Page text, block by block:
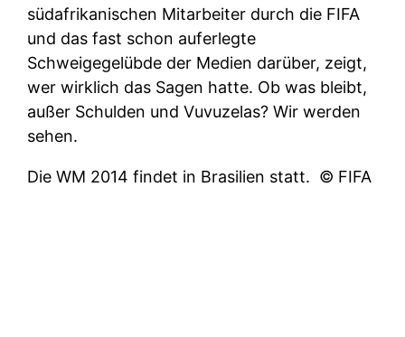
südafrikanischen Mitarbeiter durch die FIFA
und das fast schon auferlegte
Schweigegelübde der Medien darüber, zeigt,
wer wirklich das Sagen hatte. Ob was bleibt,
außer Schulden und Vuvuzelas? Wir werden
sehen.
Die WM 2014 findet in Brasilien statt. © FIFA